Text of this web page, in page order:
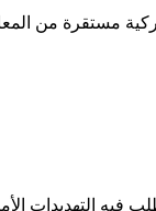
مستقرة من
بنين. ففي بلد